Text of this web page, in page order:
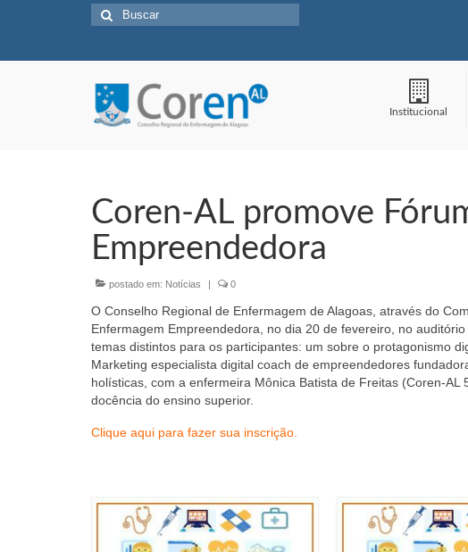
Buscar
por:
Institucional
Coren-AL promove
Empreendedora
postado em: Notícias | 0
O Conselho Regional de Enfermagem de Alagoas, através do
Enfermagem Empreendedora, no dia 20 de fevereiro, no
temas distintos para os participantes: um sobre o protagonismo
Marketing especialista digital coach de empreendedores
holísticas, com a enfermeira Mônica Batista de Freitas (Coren-
docência do ensino superior.
Clique aqui para fazer sua inscrição.